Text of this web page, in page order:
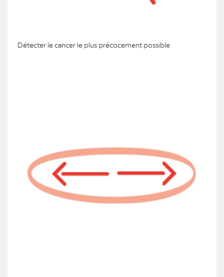
Détecter le cancer le plus précocement possible